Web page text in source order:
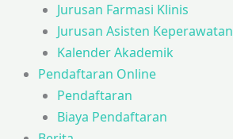
Jurusan Farmasi Klinis
Jurusan Asisten Keperawatan
Kalender Akademik
Pendaftaran Online
Pendaftaran
Biaya Pendaftaran